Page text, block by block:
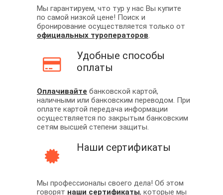
Мы гарантируем, что тур у нас Вы купите
по самой низкой цене! Поиск и
бронирование осуществляется только от
официальных туроператоров.
Удобные способы
оплаты
Оплачивайте банковской картой,
наличными или банковским переводом. При
оплате картой передача информации
осуществляется по закрытым банковским
сетям высшей степени защиты.
Наши сертификаты
Мы профессионалы своего дела! Об этом
говорят наши сертификаты, которые мы